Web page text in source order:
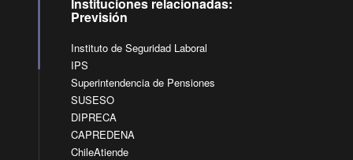
Previsión
Instituto de Seguridad Laboral
IPS
Superintendencia de Pensiones
SUSESO
DIPRECA
CAPREDENA
ChileAtiende